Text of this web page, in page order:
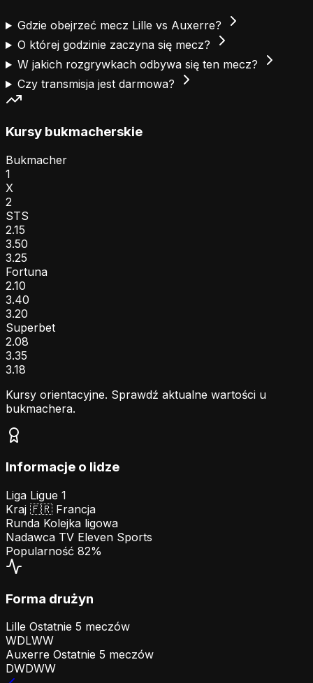
Gdzie obejrzeć mecz Lille vs Auxerre?
O której godzinie zaczyna się mecz?
W jakich rozgrywkach odbywa się ten mecz?
Czy transmisja jest darmowa?
Kursy bukmacherskie
Bukmacher
1
X
2
STS
2.15
3.50
3.25
Fortuna
2.10
3.40
3.20
Superbet
2.08
3.35
3.18
Kursy orientacyjne. Sprawdź aktualne wartości u
bukmachera.
Informacje o lidze
Liga Ligue 1
Kraj 🇫🇷 Francja
Runda Kolejka ligowa
Nadawca TV Eleven Sports
Popularność 82%
Forma drużyn
Lille Ostatnie 5 meczów
WDLWW
Auxerre Ostatnie 5 meczów
DWDWW